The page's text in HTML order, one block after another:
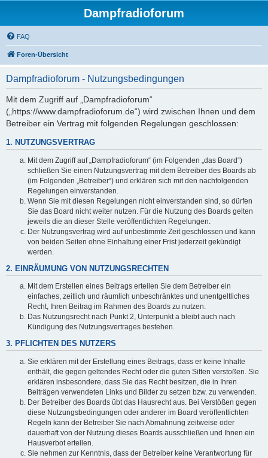
Dampfradioforum
FAQ
Foren-Übersicht
Dampfradioforum - Nutzungsbedingungen
Mit dem Zugriff auf „Dampfradioforum“
(„https://www.dampfradioforum.de“) wird zwischen Ihnen und dem
Betreiber ein Vertrag mit folgenden Regelungen geschlossen:
1. NUTZUNGSVERTRAG
Mit dem Zugriff auf „Dampfradioforum“ (im Folgenden „das Board“)
schließen Sie einen Nutzungsvertrag mit dem Betreiber des Boards ab
(im Folgenden „Betreiber“) und erklären sich mit den nachfolgenden
Regelungen einverstanden.
Wenn Sie mit diesen Regelungen nicht einverstanden sind, so dürfen
Sie das Board nicht weiter nutzen. Für die Nutzung des Boards gelten
jeweils die an dieser Stelle veröffentlichten Regelungen.
Der Nutzungsvertrag wird auf unbestimmte Zeit geschlossen und kann
von beiden Seiten ohne Einhaltung einer Frist jederzeit gekündigt
werden.
2. EINRÄUMUNG VON NUTZUNGSRECHTEN
Mit dem Erstellen eines Beitrags erteilen Sie dem Betreiber ein
einfaches, zeitlich und räumlich unbeschränktes und unentgeltliches
Recht, Ihren Beitrag im Rahmen des Boards zu nutzen.
Das Nutzungsrecht nach Punkt 2, Unterpunkt a bleibt auch nach
Kündigung des Nutzungsvertrages bestehen.
3. PFLICHTEN DES NUTZERS
Sie erklären mit der Erstellung eines Beitrags, dass er keine Inhalte
enthält, die gegen geltendes Recht oder die guten Sitten verstoßen. Sie
erklären insbesondere, dass Sie das Recht besitzen, die in Ihren
Beiträgen verwendeten Links und Bilder zu setzen bzw. zu verwenden.
Der Betreiber des Boards übt das Hausrecht aus. Bei Verstößen gegen
diese Nutzungsbedingungen oder anderer im Board veröffentlichten
Regeln kann der Betreiber Sie nach Abmahnung zeitweise oder
dauerhaft von der Nutzung dieses Boards ausschließen und Ihnen ein
Hausverbot erteilen.
Sie nehmen zur Kenntnis, dass der Betreiber keine Verantwortung für